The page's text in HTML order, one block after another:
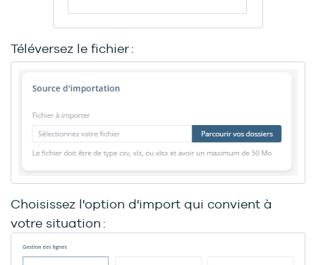
Téléversez le fichier :
Choisissez l'option d'import qui convient à
votre situation :